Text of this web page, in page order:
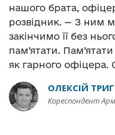
нашого брата,
розвідник. — З ним
закінчимо її без
пам’ятати.
як гарного офіцера.
ОЛЕКСІЙ
Кореспондент